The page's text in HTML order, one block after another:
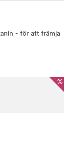
- för att främja
%